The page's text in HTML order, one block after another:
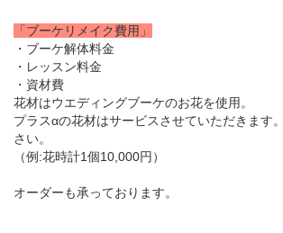
「ブーケリメイク費用」
・ブーケ解体料金
・レッスン料金
・資材費
花材はウエディングブーケのお花を使用。
プラスαの花材はサービスさせていただきます
さい。
（例:花時計1個10,000円）
オーダーも承っております。